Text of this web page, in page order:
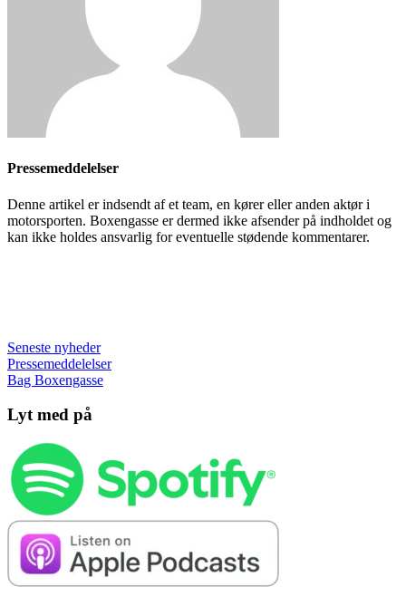
Pressemeddelelser
Denne artikel er indsendt af et team, en kører eller anden aktør i
motorsporten. Boxengasse er dermed ikke afsender på indholdet og
kan ikke holdes ansvarlig for eventuelle stødende kommentarer.
Seneste nyheder
Pressemeddelelser
Bag Boxengasse
Lyt med på